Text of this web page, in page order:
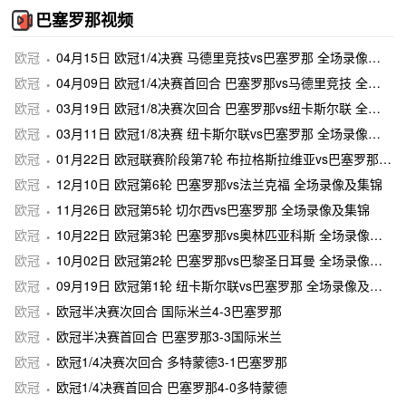
巴塞罗那视频
欧冠
04月15日 欧冠1/4决赛 马德里竞技vs巴塞罗那 全场录像及集锦
欧冠
04月09日 欧冠1/4决赛首回合 巴塞罗那vs马德里竞技 全场录像及集锦
欧冠
03月19日 欧冠1/8决赛次回合 巴塞罗那vs纽卡斯尔联 全场录像及集锦
欧冠
03月11日 欧冠1/8决赛 纽卡斯尔联vs巴塞罗那 全场录像及集锦
欧冠
01月22日 欧冠联赛阶段第7轮 布拉格斯拉维亚vs巴塞罗那 全场录像及集锦
欧冠
12月10日 欧冠第6轮 巴塞罗那vs法兰克福 全场录像及集锦
欧冠
11月26日 欧冠第5轮 切尔西vs巴塞罗那 全场录像及集锦
欧冠
10月22日 欧冠第3轮 巴塞罗那vs奥林匹亚科斯 全场录像及集锦
欧冠
10月02日 欧冠第2轮 巴塞罗那vs巴黎圣日耳曼 全场录像及集锦
欧冠
09月19日 欧冠第1轮 纽卡斯尔联vs巴塞罗那 全场录像及集锦
欧冠
欧冠半决赛次回合 国际米兰4-3巴塞罗那
欧冠
欧冠半决赛首回合 巴塞罗那3-3国际米兰
欧冠
欧冠1/4决赛次回合 多特蒙德3-1巴塞罗那
欧冠
欧冠1/4决赛首回合 巴塞罗那4-0多特蒙德